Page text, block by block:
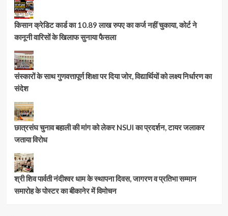
किसान क्रेडिट कार्ड का 10.89 लाख रुपए का कर्ज नहीं चुकाया, कोर्ट ने
कानूनी वारिसों के खिलाफ सुनाया फैसला
संस्कारों के साथ गुणवत्तापूर्ण शिक्षा पर दिया जोर, विद्यार्थियों को लक्ष्य निर्धारण का
संदेश
छात्रसंघ चुनाव बहाली की मांग को लेकर NSUI का प्रदर्शन, टायर जलाकर
जताया विरोध
श्री शिव पार्वती नंदीश्वर धाम के स्थापना दिवस, जागरण व प्रतिभा सम्मान
समारोह के पोस्टर का बीकानेर में विमोचन